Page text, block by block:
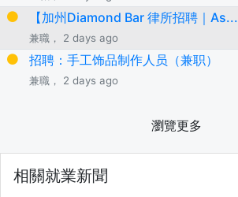
【加州Diamond Bar 律所招聘｜As...
兼職， 2 days ago
招聘：手工饰品制作人员（兼职）
兼職， 2 days ago
瀏覽更多
相關就業新聞